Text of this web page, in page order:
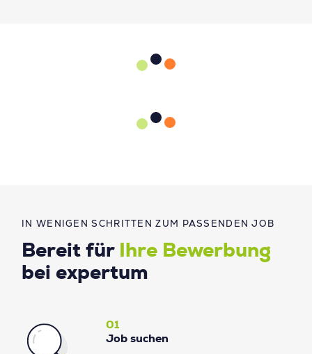
IN WENIGEN SCHRITTEN ZUM PASSENDEN JOB
Bereit für
Ihre Bewerbung
bei expertum
01
Job suchen